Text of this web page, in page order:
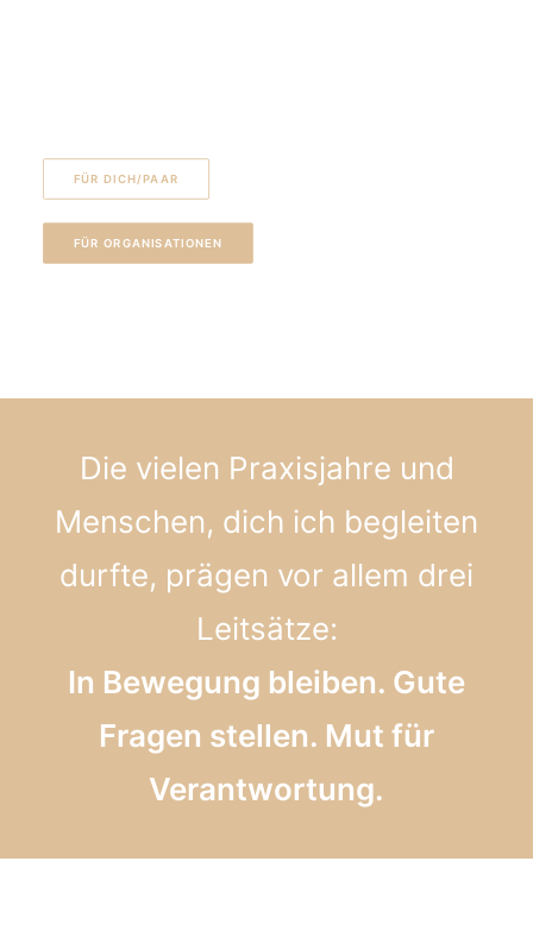
FÜR DICH/PAAR
FÜR ORGANISATIONEN
Die vielen Praxisjahre und
Menschen, dich ich begleiten
durfte, prägen vor allem drei
Leitsätze:
In Bewegung bleiben. Gute
Fragen stellen. Mut für
Verantwortung.